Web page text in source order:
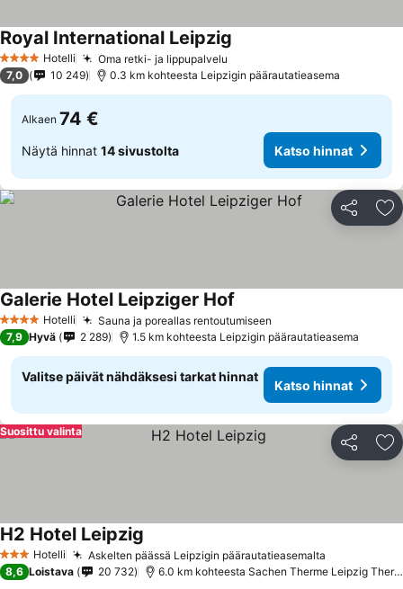
4 Tähtiluokitus
Hotelli Oma retki- ja lippupalvelu
Royal International Leipzig
7,0 10 249 0.3 km kohteesta Leipzigin päärautatieasema
Alkaen 74 €
Näytä hinnat 14 sivustolta Katso hinnat
Jaa
4 Tähtiluokitus
Hotelli Sauna ja poreallas rentoutumiseen
Galerie Hotel Leipziger Hof
7,9 Hyvä 2 289 1.5 km kohteesta Leipzigin päärautatieasema
Valitse päivät nähdäksesi tarkat hinnat
Katso hinnat
Jaa
Suosittu valinta
3 Tähtiluokitus
Hotelli Askelten päässä Leipzigin päärautatieasemalta
H2 Hotel Leipzig
8,6 Loistava 20 732 6.0 km kohteesta Sachen Therme Leipzig Thermal Spa